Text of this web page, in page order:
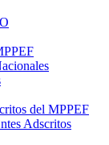
del MPPEF
Adscritos